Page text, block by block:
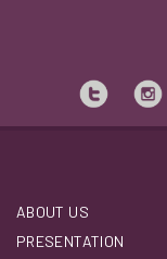
ABOUT US
PRESENTATION